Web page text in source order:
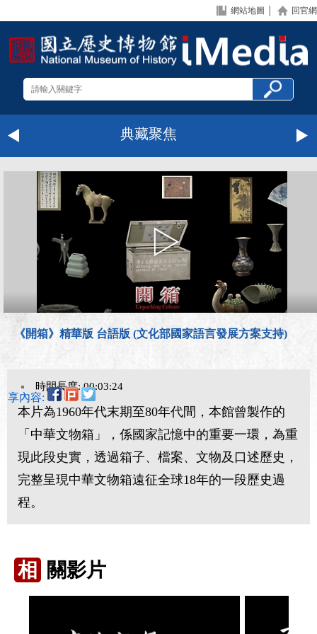
網站地圖 回官網
典藏聚焦
《開箱》精華版 台語版 (文化部國家語言發展方案支持)
時間長度: 00:03:24
享內容:
本片為1960年代末期至80年代間，本館曾製作的
「中華文物箱」，係國家記憶中的重要一環，為重
現此段史實，透過箱子、檔案、文物及口述歷史，
完整呈現中華文物箱遠征全球18年的一段歷史過
程。
相 關影片